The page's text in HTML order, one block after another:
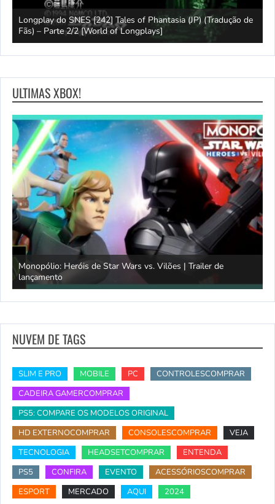
Longplay do SNES [242] Tales of Phantasia (JP) (Tradução de
Fãs) – Parte 2/2 [World of Longplays]
ULTIMAS XBOX!
Monopólio: Heróis de Star Wars vs. Vilões | Trailer de
lançamento
NUVEM DE TAGS
SLIM E PRO MOBILE PC
CONTROLESCOMPRAR
CADEIRA GAMERCOMPRAR
PS5: COMPARE OS MODELOS ORIGINAL
HD EXTERNOCOMPRAR
CONSOLESCOMPRAR
VEJA
TECNOLOGIA
HEADSETCOMPRAR
ENTENDA
PS5
CONFIRA EVENTO
ACESSÓRIOSCOMPRAR
ESPORT
MERCADO AQUI 2024